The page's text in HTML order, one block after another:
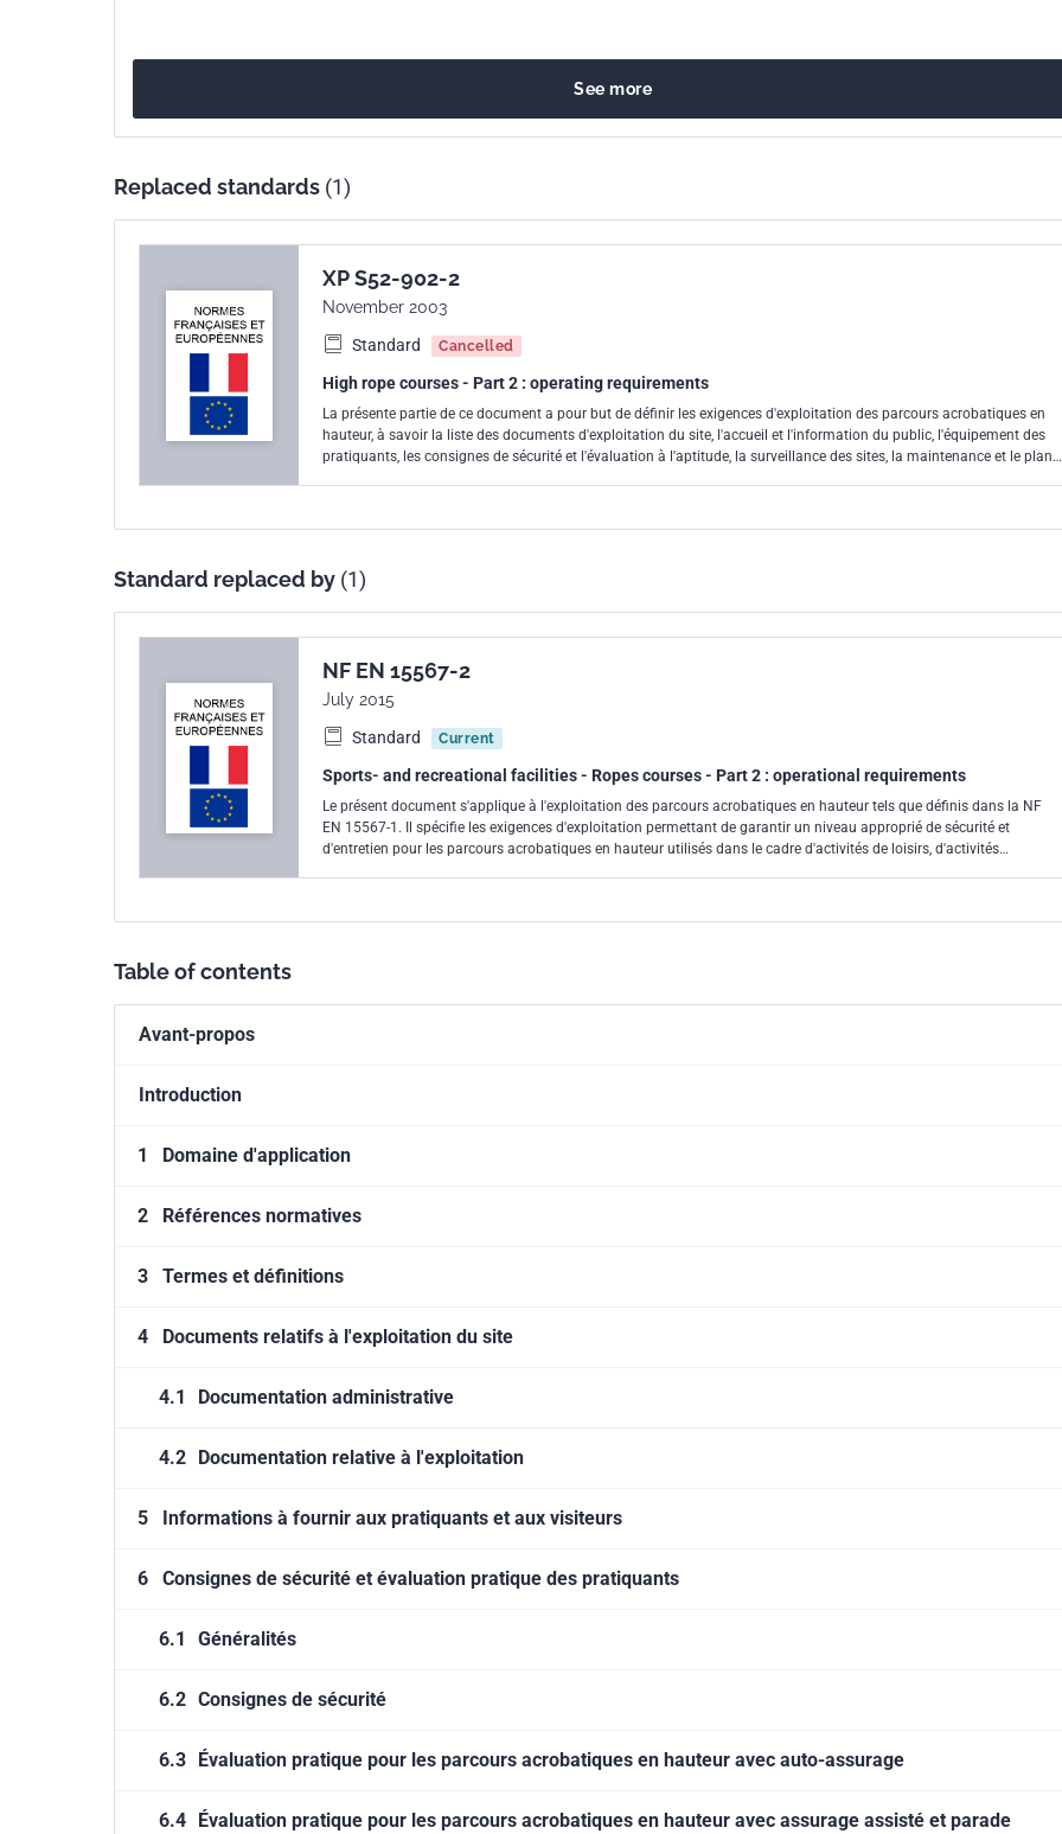
See more
Replaced standards (1)
XP S52-902-2
November 2003
Standard
Cancelled
High rope courses - Part 2 : operating requirements
La présente partie de ce document a pour but de définir les exigences d'exploitation des parcours acrobatiques en
hauteur, à savoir la liste des documents d'exploitation du site, l'accueil et l'information du public, l'équipement des
pratiquants, les consignes de sécurité et l'évaluation à l'aptitude, la surveillance des sites, la maintenance et le plan
Standard replaced by (1)
NF EN 15567-2
July 2015
Standard
Current
Sports- and recreational facilities - Ropes courses - Part 2 : operational requirements
Le présent document s'applique à l'exploitation des parcours acrobatiques en hauteur tels que définis dans la NF
EN 15567-1. Il spécifie les exigences d'exploitation permettant de garantir un niveau approprié de sécurité et
d'entretien pour les parcours acrobatiques en hauteur utilisés dans le cadre d'activités de loisirs, d'activités
Table of contents
Avant-propos
Introduction
1 Domaine d'application
2 Références normatives
3 Termes et définitions
4 Documents relatifs à l'exploitation du site
4.1 Documentation administrative
4.2 Documentation relative à l'exploitation
5 Informations à fournir aux pratiquants et aux visiteurs
6 Consignes de sécurité et évaluation pratique des pratiquants
6.1 Généralités
6.2 Consignes de sécurité
6.3 Évaluation pratique pour les parcours acrobatiques en hauteur avec auto-assurage
6.4 Évaluation pratique pour les parcours acrobatiques en hauteur avec assurage assisté et parade